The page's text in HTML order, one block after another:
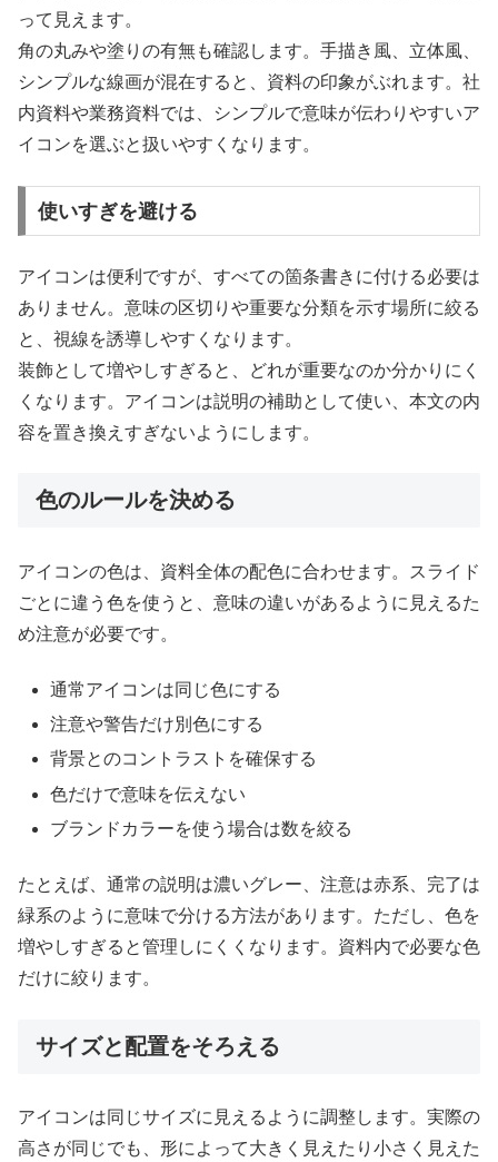
って見えます。
角の丸みや塗りの有無も確認します。手描き風、立体風、
シンプルな線画が混在すると、資料の印象がぶれます。社
内資料や業務資料では、シンプルで意味が伝わりやすいア
イコンを選ぶと扱いやすくなります。
使いすぎを避ける
アイコンは便利ですが、すべての箇条書きに付ける必要は
ありません。意味の区切りや重要な分類を示す場所に絞る
と、視線を誘導しやすくなります。
装飾として増やしすぎると、どれが重要なのか分かりにく
くなります。アイコンは説明の補助として使い、本文の内
容を置き換えすぎないようにします。
色のルールを決める
アイコンの色は、資料全体の配色に合わせます。スライド
ごとに違う色を使うと、意味の違いがあるように見えるた
め注意が必要です。
通常アイコンは同じ色にする
注意や警告だけ別色にする
背景とのコントラストを確保する
色だけで意味を伝えない
ブランドカラーを使う場合は数を絞る
たとえば、通常の説明は濃いグレー、注意は赤系、完了は
緑系のように意味で分ける方法があります。ただし、色を
増やしすぎると管理しにくくなります。資料内で必要な色
だけに絞ります。
サイズと配置をそろえる
アイコンは同じサイズに見えるように調整します。実際の
高さが同じでも、形によって大きく見えたり小さく見えた